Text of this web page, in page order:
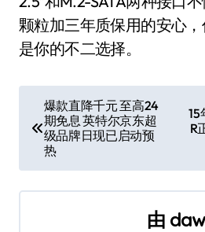
颗粒加三年质保用的安心
是你的不二选择。
章
导
航
爆款直降千元 至高24
期免息 英特尔京东超
级品牌日现已启动预
热
15
R
由